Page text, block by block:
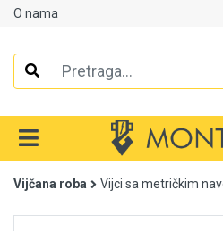
O nama
Alati
Grijanje i klimatizacija
Mjerno-regulaciona oprema
Vijčana roba Vijci sa metričkim